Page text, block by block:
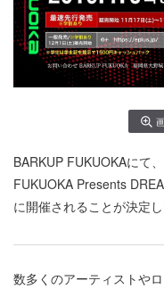
BARKUP FUKUOKAにて
FUKUOKA Presents
に開催されることが決定し
数多くのアーティストや